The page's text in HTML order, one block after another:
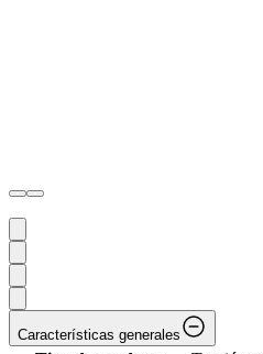
Características generales